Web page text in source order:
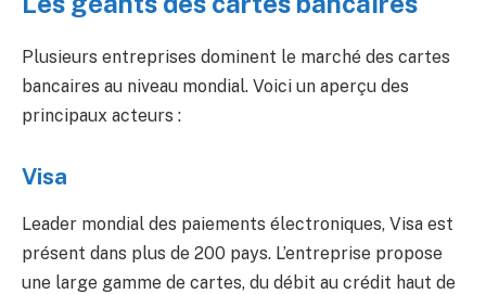
Plusieurs entreprises dominent le marché des cartes
bancaires au niveau mondial. Voici un aperçu des
principaux acteurs :
Visa
Leader mondial des paiements électroniques, Visa est
présent dans plus de 200 pays. L’entreprise propose
une large gamme de cartes, du débit au crédit haut de